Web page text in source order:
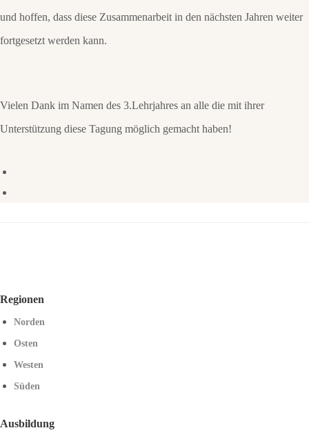
und hoffen, dass diese Zusammenarbeit in den nächsten Jahren weiter
fortgesetzt werden kann.
Vielen Dank im Namen des 3.Lehrjahres an alle die mit ihrer
Unterstützung diese Tagung möglich gemacht haben!
Regionen
Norden
Osten
Westen
Süden
Ausbildung